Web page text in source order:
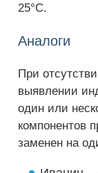
25°С.
Аналоги
При
выявлении
один или
компонентов
заменен на